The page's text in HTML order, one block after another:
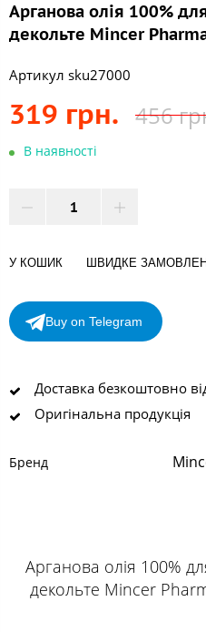
Арганова олія 100%
декольте Mincer
Артикул sku27000
319 грн. 456
В наявності
У КОШИК ШВИДКЕ
Buy on Telegram
Доставка безкоштовно
Оригінальна продукція
Бренд
Арганова олія 100%
декольте Mincer